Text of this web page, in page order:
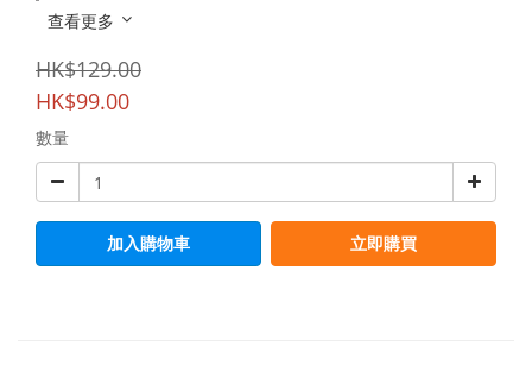
查看更多
HK$129.00
HK$99.00
數量
加入購物車 立即購買